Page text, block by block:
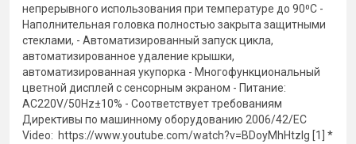
непрерывного использования при температуре до 90⁰C -
Наполнительная головка полностью закрыта защитными
стеклами, - Автоматизированный запуск цикла,
автоматизированное удаление крышки,
автоматизированная укупорка - Многофункциональный
цветной дисплей с сенсорным экраном - Питание:
AC220V/50Hz±10% - Соответствует требованиям
Директивы по машинному оборудованию 2006/42/EC
Video: https://www.youtube.com/watch?v=BDoyMhHtzIg [1] *